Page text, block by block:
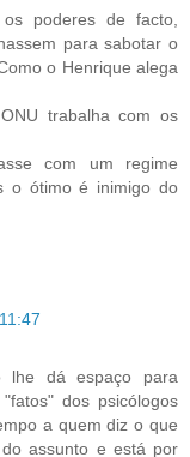
poderes de facto,
para sabotar o
o Henrique alega
trabalha com os
com um regime
o ótimo é inimigo do
lhe dá espaço para
dos psicólogos
a quem diz o que
assunto e está por